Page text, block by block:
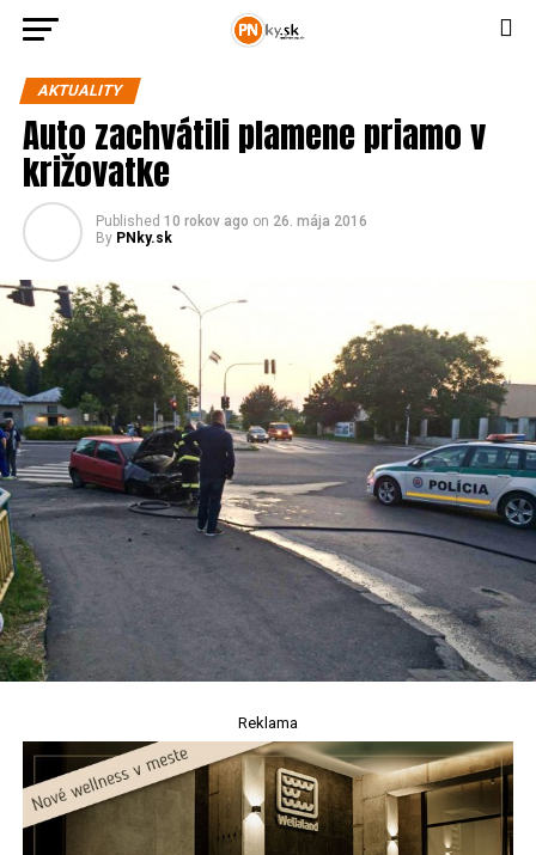
AKTUALITY
Auto zachvátili plamene priamo v
križovatke
Published 10 rokov ago on 26. mája 2016
By PNky.sk
Reklama